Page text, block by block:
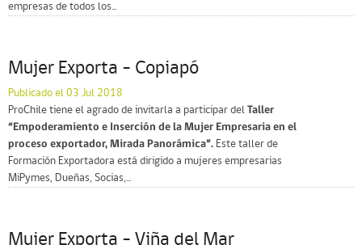
empresas de todos los...
Mujer Exporta – Copiapó
Publicado el 03 Jul 2018
ProChile tiene el agrado de invitarla a participar del Taller
“Empoderamiento e Inserción de la Mujer Empresaria en el
proceso exportador, Mirada Panorámica”. Este taller de
Formación Exportadora está dirigido a mujeres empresarias
MiPymes, Dueñas, Socias,...
Mujer Exporta – Viña del Mar